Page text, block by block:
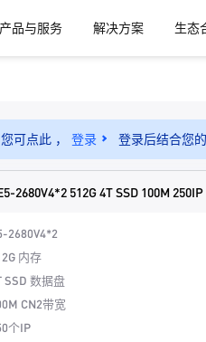
产品与服务 解决方案 生态
您可点此 ， 登录 登录后结合您
2680V4*2 512G 4T SSD 100M 250IP
2680V4*2
内存
SSD 数据盘
CN2带宽
个IP